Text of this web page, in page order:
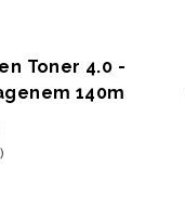
Toner 4.0 -
140m